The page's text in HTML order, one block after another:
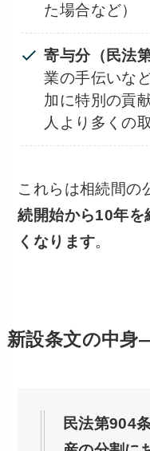
た場合など）
寄与分（民法
業の手伝いな
加に特別の貢
人より多くの
これらは相続間の
続開始から10年を
くなります。
新設条文の中
民法第904